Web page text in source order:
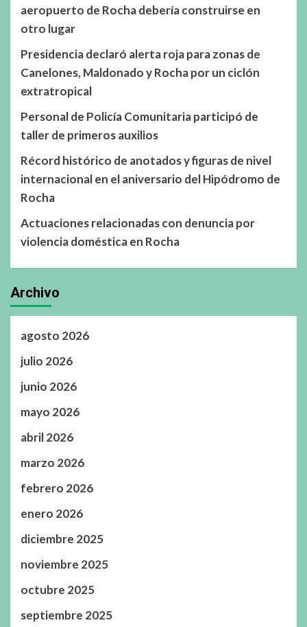
aeropuerto de Rocha debería construirse en
otro lugar
Presidencia declaró alerta roja para zonas de
Canelones, Maldonado y Rocha por un ciclón
extratropical
Personal de Policía Comunitaria participó de
taller de primeros auxilios
Récord histórico de anotados y figuras de nivel
internacional en el aniversario del Hipódromo de
Rocha
Actuaciones relacionadas con denuncia por
violencia doméstica en Rocha
Archivo
agosto 2026
julio 2026
junio 2026
mayo 2026
abril 2026
marzo 2026
febrero 2026
enero 2026
diciembre 2025
noviembre 2025
octubre 2025
septiembre 2025